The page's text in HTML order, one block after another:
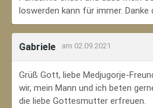
loswerden kann für immer. Danke
Gabriele am 02.09.2021
Grüß Gott, liebe Medjugorje-
wir, mein Mann und ich beten
die liebe Gottesmutter erfreuen.